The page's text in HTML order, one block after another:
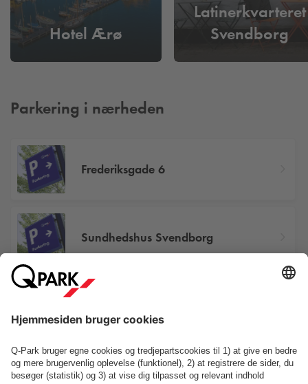
Hotel Ærø
Latinerkvarteret
Svendborg
Parkering i nærheden
Frederiksgade 6
Sundhedshus Svendborg
Se P-anlæg på kortet